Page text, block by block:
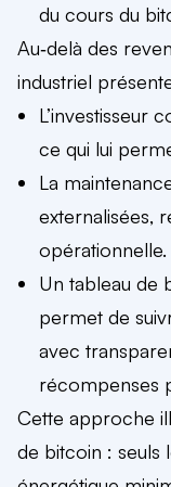
du cours du
Au‑delà des
industriel
L’investisseur
ce qui lui
La
externalisées,
opérationnelle.
Un tableau de
permet de
avec
récompenses
Cette approche
de bitcoin : seuls